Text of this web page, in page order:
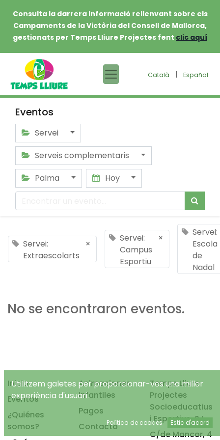
Consulta la darrera informació rellenvant sobre els
Campaments de la Victòria del Consell de Mallorca,
gestionats per Temps Lliure Projectes fent clic aquí
Català | Español
Eventos
Servei
Serveis complementaris
Palma
Hoy
Servei:
Extraescolarts
×
Servei:
Campus
Esportiu
×
Servei:
Escola
de
Nadal
No se encontraron eventos.
Inicio
Eventos
¿Quiénes
somos?
Animaciones
infantiles
Pagos
Contacto
Temps Lliure
Projectes
Socioeducatius
i Esportius, S.L.
C/de Mancor, 4
Utilitzem galetes per proporcionar-vos una millor
experiència d'usuari.
Política de cookies Estic d'acord